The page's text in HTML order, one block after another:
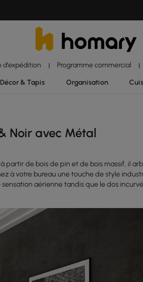
d'expédition | Programme commercial |
Décor & Tapis Organisation
Noir avec Métal
de bois de pin et de bois massif, il
à votre bureau une touche de style
aérienne tandis que le dos